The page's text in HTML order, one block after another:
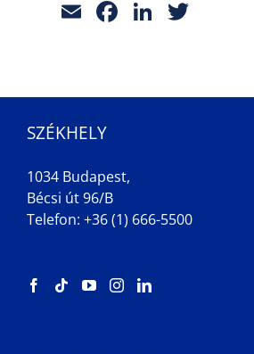
EmailFacebook
LinkedIn
SZÉKHELY
1034 Budapest,
Bécsi út 96/B
Telefon: +36 (1) 666-5500